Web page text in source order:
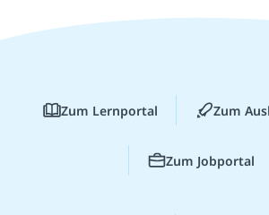
Zum Lernportal Zum
Zum Jobportal